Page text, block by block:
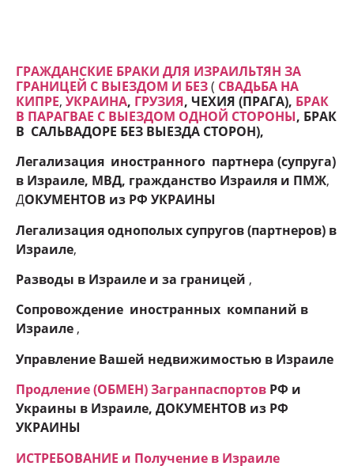
ГРАЖДАНСКИЕ БРАКИ ДЛЯ ИЗРАИЛЬТЯН ЗА
ГРАНИЦЕЙ С ВЫЕЗДОМ И БЕЗ( СВАДЬБА НА
КИПРЕ, УКРАИНА, ГРУЗИЯ, ЧЕХИЯ (ПРАГА), БРАК
В ПАРАГВАЕ С ВЫЕЗДОМ ОДНОЙ СТОРОНЫ, БРАК
В САЛЬВАДОРЕ БЕЗ ВЫЕЗДА СТОРОН),
Легализация иностранного партнера (супруга)
в Израиле, МВД, гражданство Израиля и ПМЖ,
ДОКУМЕНТОВ из РФ УКРАИНЫ
Легализация однополых супругов (партнеров) в
Израиле,
Разводы в Израиле и за границей ,
Сопровождение иностранных компаний в
Израиле ,
Управление Вашей недвижимостью в Израиле
Продление (ОБМЕН) Загранпаспортов РФ и
Украины в Израиле, ДОКУМЕНТОВ из РФ
УКРАИНЫ
ИСТРЕБОВАНИЕ и Получение в Израиле